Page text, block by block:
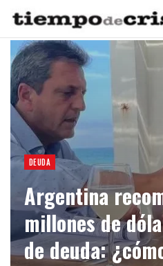
DEUDA
Argentina
millones de
de deuda: